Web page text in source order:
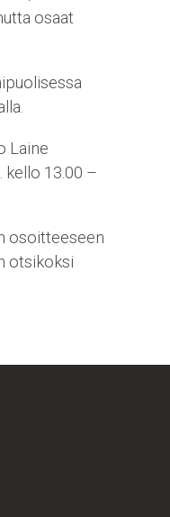
osaat
Laine
kello 13.00 –
osoitteeseen
otsikoksi